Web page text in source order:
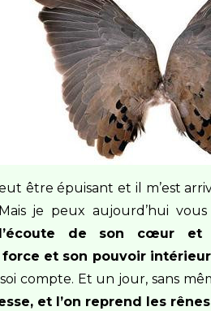
être épuisant et il m’est
je peux aujourd’hui
de son cœur et
et son pouvoir
compte. Et un jour, sans
et l’on reprend les